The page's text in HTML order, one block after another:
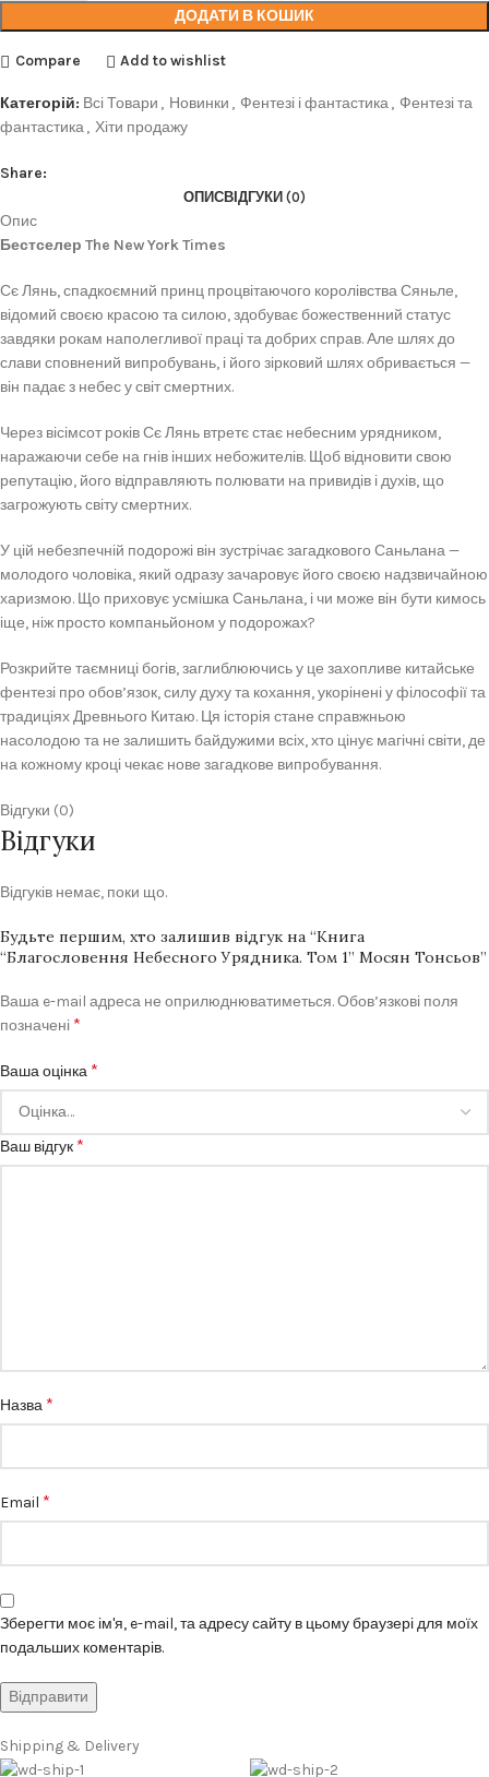
ДОДАТИ В КОШИК
Compare Add to wishlist
Категорій: Всі Товари , Новинки , Фентезі і фантастика, Фентезі та
фантастика, Хіти продажу
Share:
ОПИСВІДГУКИ (0)
Опис
Бестселер The New York Times
Сє Лянь, спадкоємний принц процвітаючого королівства Сяньле,
відомий своєю красою та силою, здобуває божественний статус
завдяки рокам наполегливої праці та добрих справ. Але шлях до
слави сповнений випробувань, і його зірковий шлях обривається —
він падає з небес у світ смертних.
Через вісімсот років Сє Лянь втретє стає небесним урядником,
наражаючи себе на гнів інших небожителів. Щоб відновити свою
репутацію, його відправляють полювати на привидів і духів, що
загрожують світу смертних.
У цій небезпечній подорожі він зустрічає загадкового Саньлана —
молодого чоловіка, який одразу зачаровує його своєю надзвичайною
харизмою. Що приховує усмішка Саньлана, і чи може він бути кимось
іще, ніж просто компаньйоном у подорожах?
Розкрийте таємниці богів, заглиблюючись у це захопливе китайське
фентезі про обов’язок, силу духу та кохання, укорінені у філософії та
традиціях Древнього Китаю. Ця історія стане справжньою
насолодою та не залишить байдужими всіх, хто цінує магічні світи, де
на кожному кроці чекає нове загадкове випробування.
Відгуки (0)
Відгуки
Відгуків немає, поки що.
Будьте першим, хто залишив відгук на “Книга
“Благословення Небесного Урядника. Том 1” Мосян Тонсьов”
Ваша e-mail адреса не оприлюднюватиметься.Обов’язкові поля
позначені *
Ваша оцінка *
Ваш відгук *
Назва *
Email *
Зберегти моє ім'я, e-mail, та адресу сайту в цьому браузері для моїх
подальших коментарів.
Shipping & Delivery